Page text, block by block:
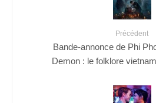
Précédent
Bande-annonce de Phi
Demon : le folklore